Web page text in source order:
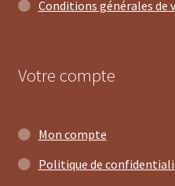
Conditions générales de
Votre compte
Mon compte
Politique de